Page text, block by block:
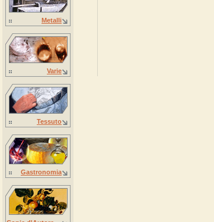
Metalli
Varie
Tessuto
Gastronomia